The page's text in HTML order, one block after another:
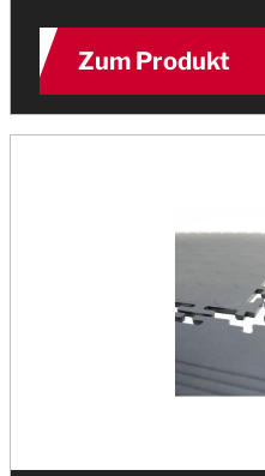
Zum Produkt